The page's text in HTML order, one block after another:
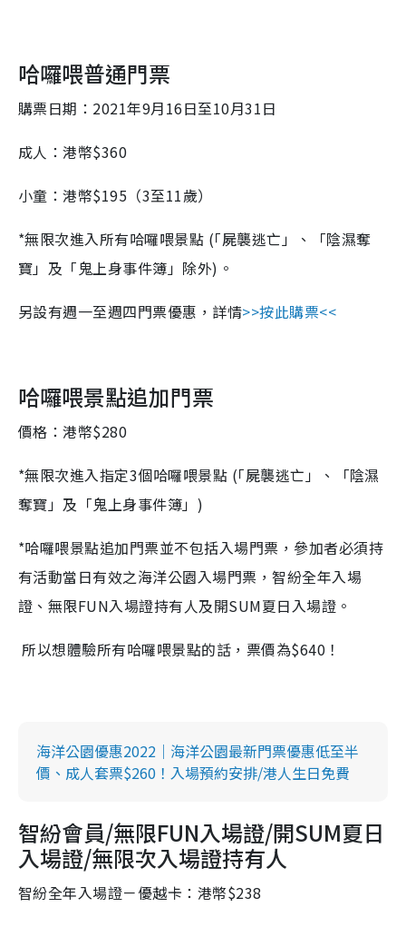
哈囉喂普通門票
購票日期：2021年9月16日至10月31日
成人：港幣$360
小童：港幣$195（3至11歲）
*無限次進入所有哈囉喂景點 (｢屍襲逃亡」、「陰濕奪
寶」及「鬼上身事件簿」除外)。
另設有週一至週四門票優惠，詳情>>按此購票<<
哈囉喂景點追加門票
價格：港幣$280
*無限次進入指定3個哈囉喂景點 (｢屍襲逃亡」、「陰濕
奪寶」及「鬼上身事件簿」)
*哈囉喂景點追加門票並不包括入場門票，參加者必須持
有活動當日有效之海洋公園入場門票，智紛全年入場
證、無限FUN入場證持有人及開SUM夏日入場證。
所以想體驗所有哈囉喂景點的話，票價為$640！
海洋公園優惠2022｜海洋公園最新門票優惠低至半
價、成人套票$260！入場預約安排/港人生日免費
智紛會員/無限FUN入場證/開SUM夏日
入場證/無限次入場證持有人
智紛全年入場證－優越卡：港幣$238